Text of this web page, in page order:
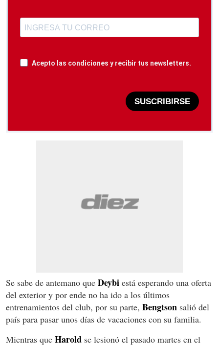
Acepto las condiciones y recibir tus newsletters.
SUSCRIBIRSE
Se sabe de antemano que Deybi está esperando una oferta
del exterior y por ende no ha ido a los últimos
entrenamientos del club, por su parte, Bengtson salió del
país para pasar unos días de vacaciones con su familia.
Mientras que Harold se lesionó el pasado martes en el